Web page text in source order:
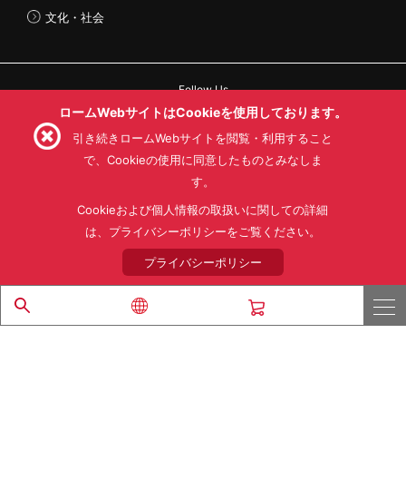
文化・社会
Follow Us
利用目的
プライバシーポリシー
サイトマップ
ローム製品の販売に関する標準契約条件書(PDF)
© 1997 - 2026 ROHM CO., LTD. ALL RIGHTS RESERVED.
ロームWebサイトはCookieを使用しております。
引き続きロームWebサイトを閲覧・利用すること
で、Cookieの使用に同意したものとみなしま
す。
Cookieおよび個人情報の取扱いに関しての詳細
は、プライバシーポリシーをご覧ください。
プライバシーポリシー